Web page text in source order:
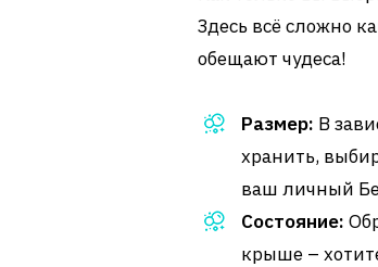
Здесь всё сложно
обещают чудеса!
Размер: В
хранить,
ваш личный
Состояние:
крыше –